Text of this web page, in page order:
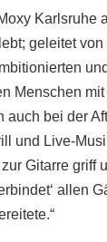
Karlsruhe
geleitet von
und
Menschen
auch bei der
und Live-
Gitarre griff
allen